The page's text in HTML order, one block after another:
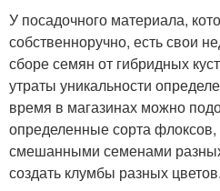
У посадочного материала,
собственноручно, есть свои
сборе семян от гибридных
утраты уникальности
время в магазинах можно
определенные сорта флоксов,
смешанными семенами
создать клумбы разных цветов.